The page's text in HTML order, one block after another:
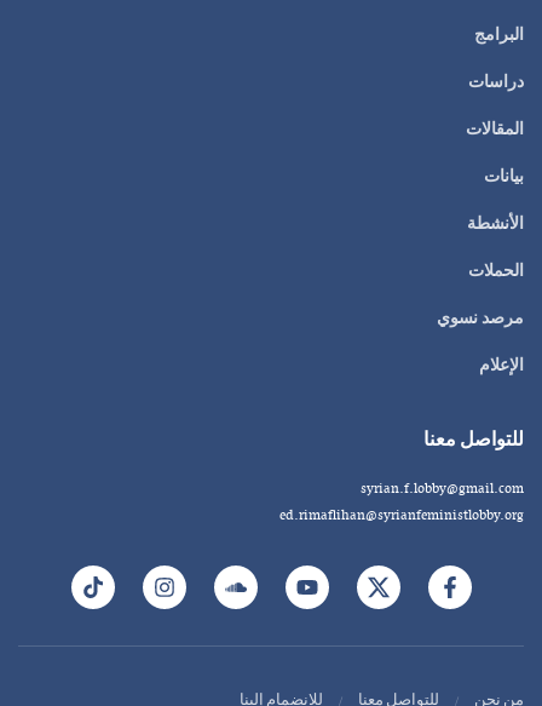
البرامج
دراسات
المقالات
بيانات
الأنشطة
الحملات
مرصد نسوي
الإعلام
للتواصل معنا
syrian.f.lobby@gmail.com
ed.rimaflihan@syrianfeministlobby.org
من نحن للتواصل معنا للانضمام إلينا